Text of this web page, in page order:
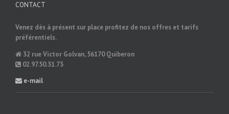
CONTACT
Venez dès à présent sur place profitez de nos offres et tarifs
préférentiels.
32 rue Victor Golvan, 56170 Quiberon
02.97.50.31.73
e-mail